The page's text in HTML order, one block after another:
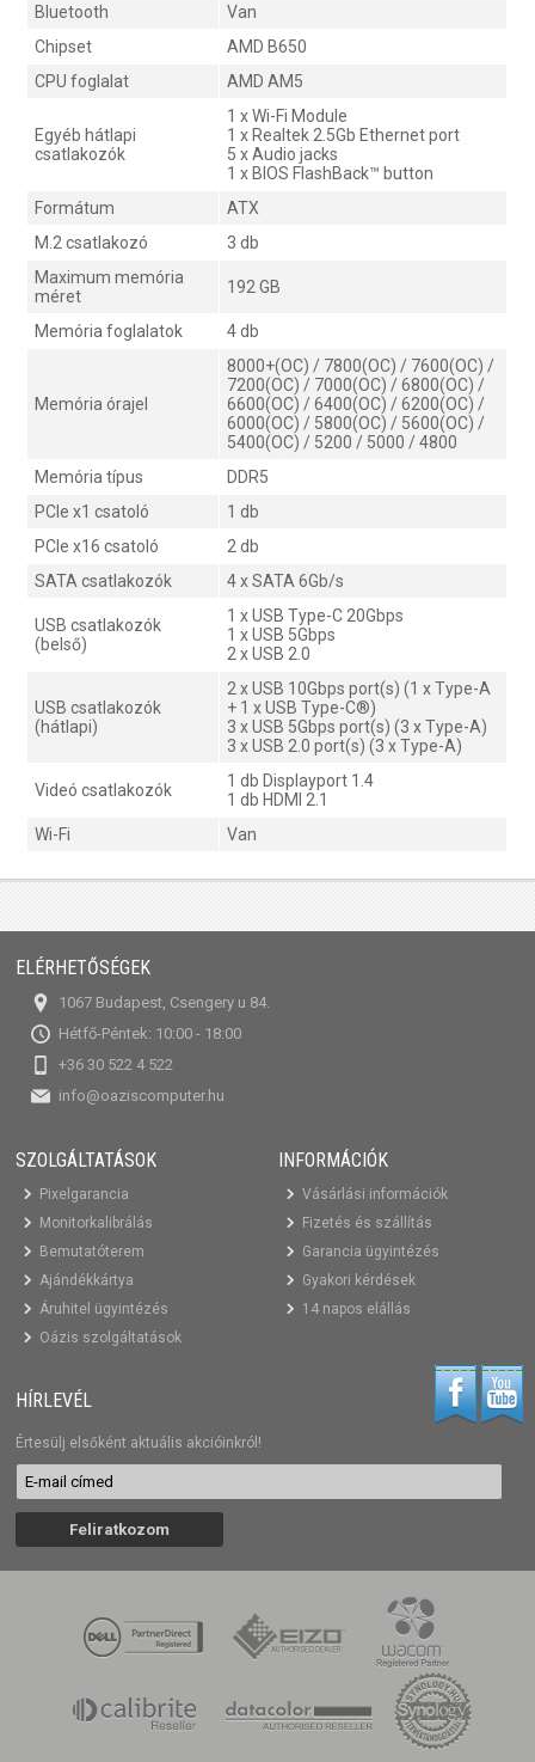
Bluetooth
Van
Chipset
AMD B650
CPU foglalat
AMD AM5
Egyéb hátlapi
csatlakozók
1 x Wi-Fi Module
1 x Realtek 2.5Gb Ethernet port
5 x Audio jacks
1 x BIOS FlashBack™ button
Formátum
ATX
M.2 csatlakozó
3 db
Maximum memória
méret
192 GB
Memória foglalatok 4 db
Memória órajel
8000+(OC) / 7800(OC) / 7600(OC) /
7200(OC) / 7000(OC) / 6800(OC) /
6600(OC) / 6400(OC) / 6200(OC) /
6000(OC) / 5800(OC) / 5600(OC) /
5400(OC) / 5200 / 5000 / 4800
Memória típus
DDR5
PCIe x1 csatoló
1 db
PCIe x16 csatoló
2 db
SATA csatlakozók
4 x SATA 6Gb/s
USB csatlakozók
(belső)
1 x USB Type-C 20Gbps
1 x USB 5Gbps
2 x USB 2.0
USB csatlakozók
(hátlapi)
2 x USB 10Gbps port(s) (1 x Type-A
+ 1 x USB Type-C®)
3 x USB 5Gbps port(s) (3 x Type-A)
3 x USB 2.0 port(s) (3 x Type-A)
Videó csatlakozók
1 db Displayport 1.4
1 db HDMI 2.1
Wi-Fi
Van
ELÉRHETŐSÉGEK
1067 Budapest, Csengery u 84.
Hétfő-Péntek: 10:00 - 18:00
+36 30 522 4 522
info@oaziscomputer.hu
SZOLGÁLTATÁSOK
Pixelgarancia
Monitorkalibrálás
Bemutatóterem
Ajándékkártya
Áruhitel ügyintézés
Oázis szolgáltatások
INFORMÁCIÓK
Vásárlási információk
Fizetés és szállítás
Garancia ügyintézés
Gyakori kérdések
14 napos elállás
HÍRLEVÉL
Értesülj elsőként aktuális akcióinkról!